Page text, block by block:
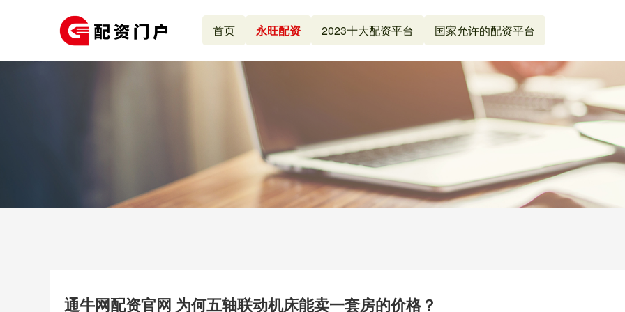
首页 永旺配资 2023十大配资平台 国家允许的配资平台
通牛网配资官网 为何五轴联动机床能卖一套房的价格？